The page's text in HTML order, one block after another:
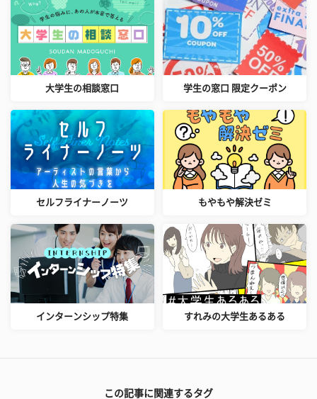
大学生の相談窓口 学生の窓口 限定クーポン
セルフライナーノーツ もやもや解決ゼミ
インターンシップ特集 すれみの大学生あるある
この記事に関連するタグ